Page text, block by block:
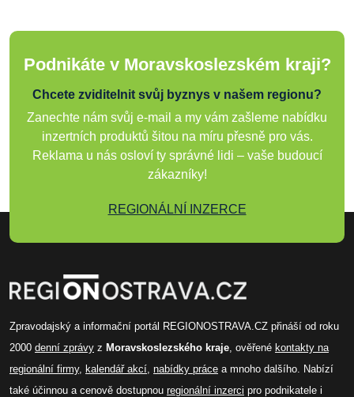
Podnikáte v Moravskoslezském kraji?
Chcete zviditelnit svůj byznys v našem regionu?
Zanechte nám svůj e-mail a my vám zašleme nabídku
inzertních produktů šitou na míru přesně pro vás.
Reklama u nás osloví ty správné lidi – vaše budoucí
zákazníky!
REGIONÁLNÍ INZERCE
Zpravodajský a informační portál REGIONOSTRAVA.CZ přináší od roku
2000 denní zprávy z Moravskoslezského kraje , ověřené kontakty na
regionální firmy, kalendář akcí nabídky práce a mnoho dalšího. Nabízí
také účinnou a cenově dostupnou regionální inzerci pro podnikatele i